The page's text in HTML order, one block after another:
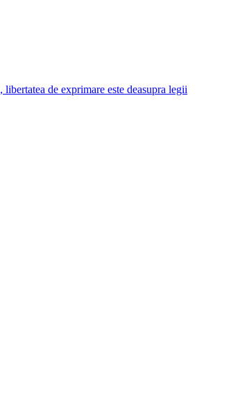
de exprimare este deasupra legii